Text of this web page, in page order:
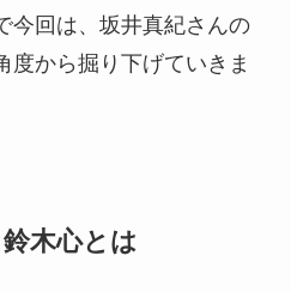
今回は、坂井真紀さんの
度から掘り下げていきま
木心とは